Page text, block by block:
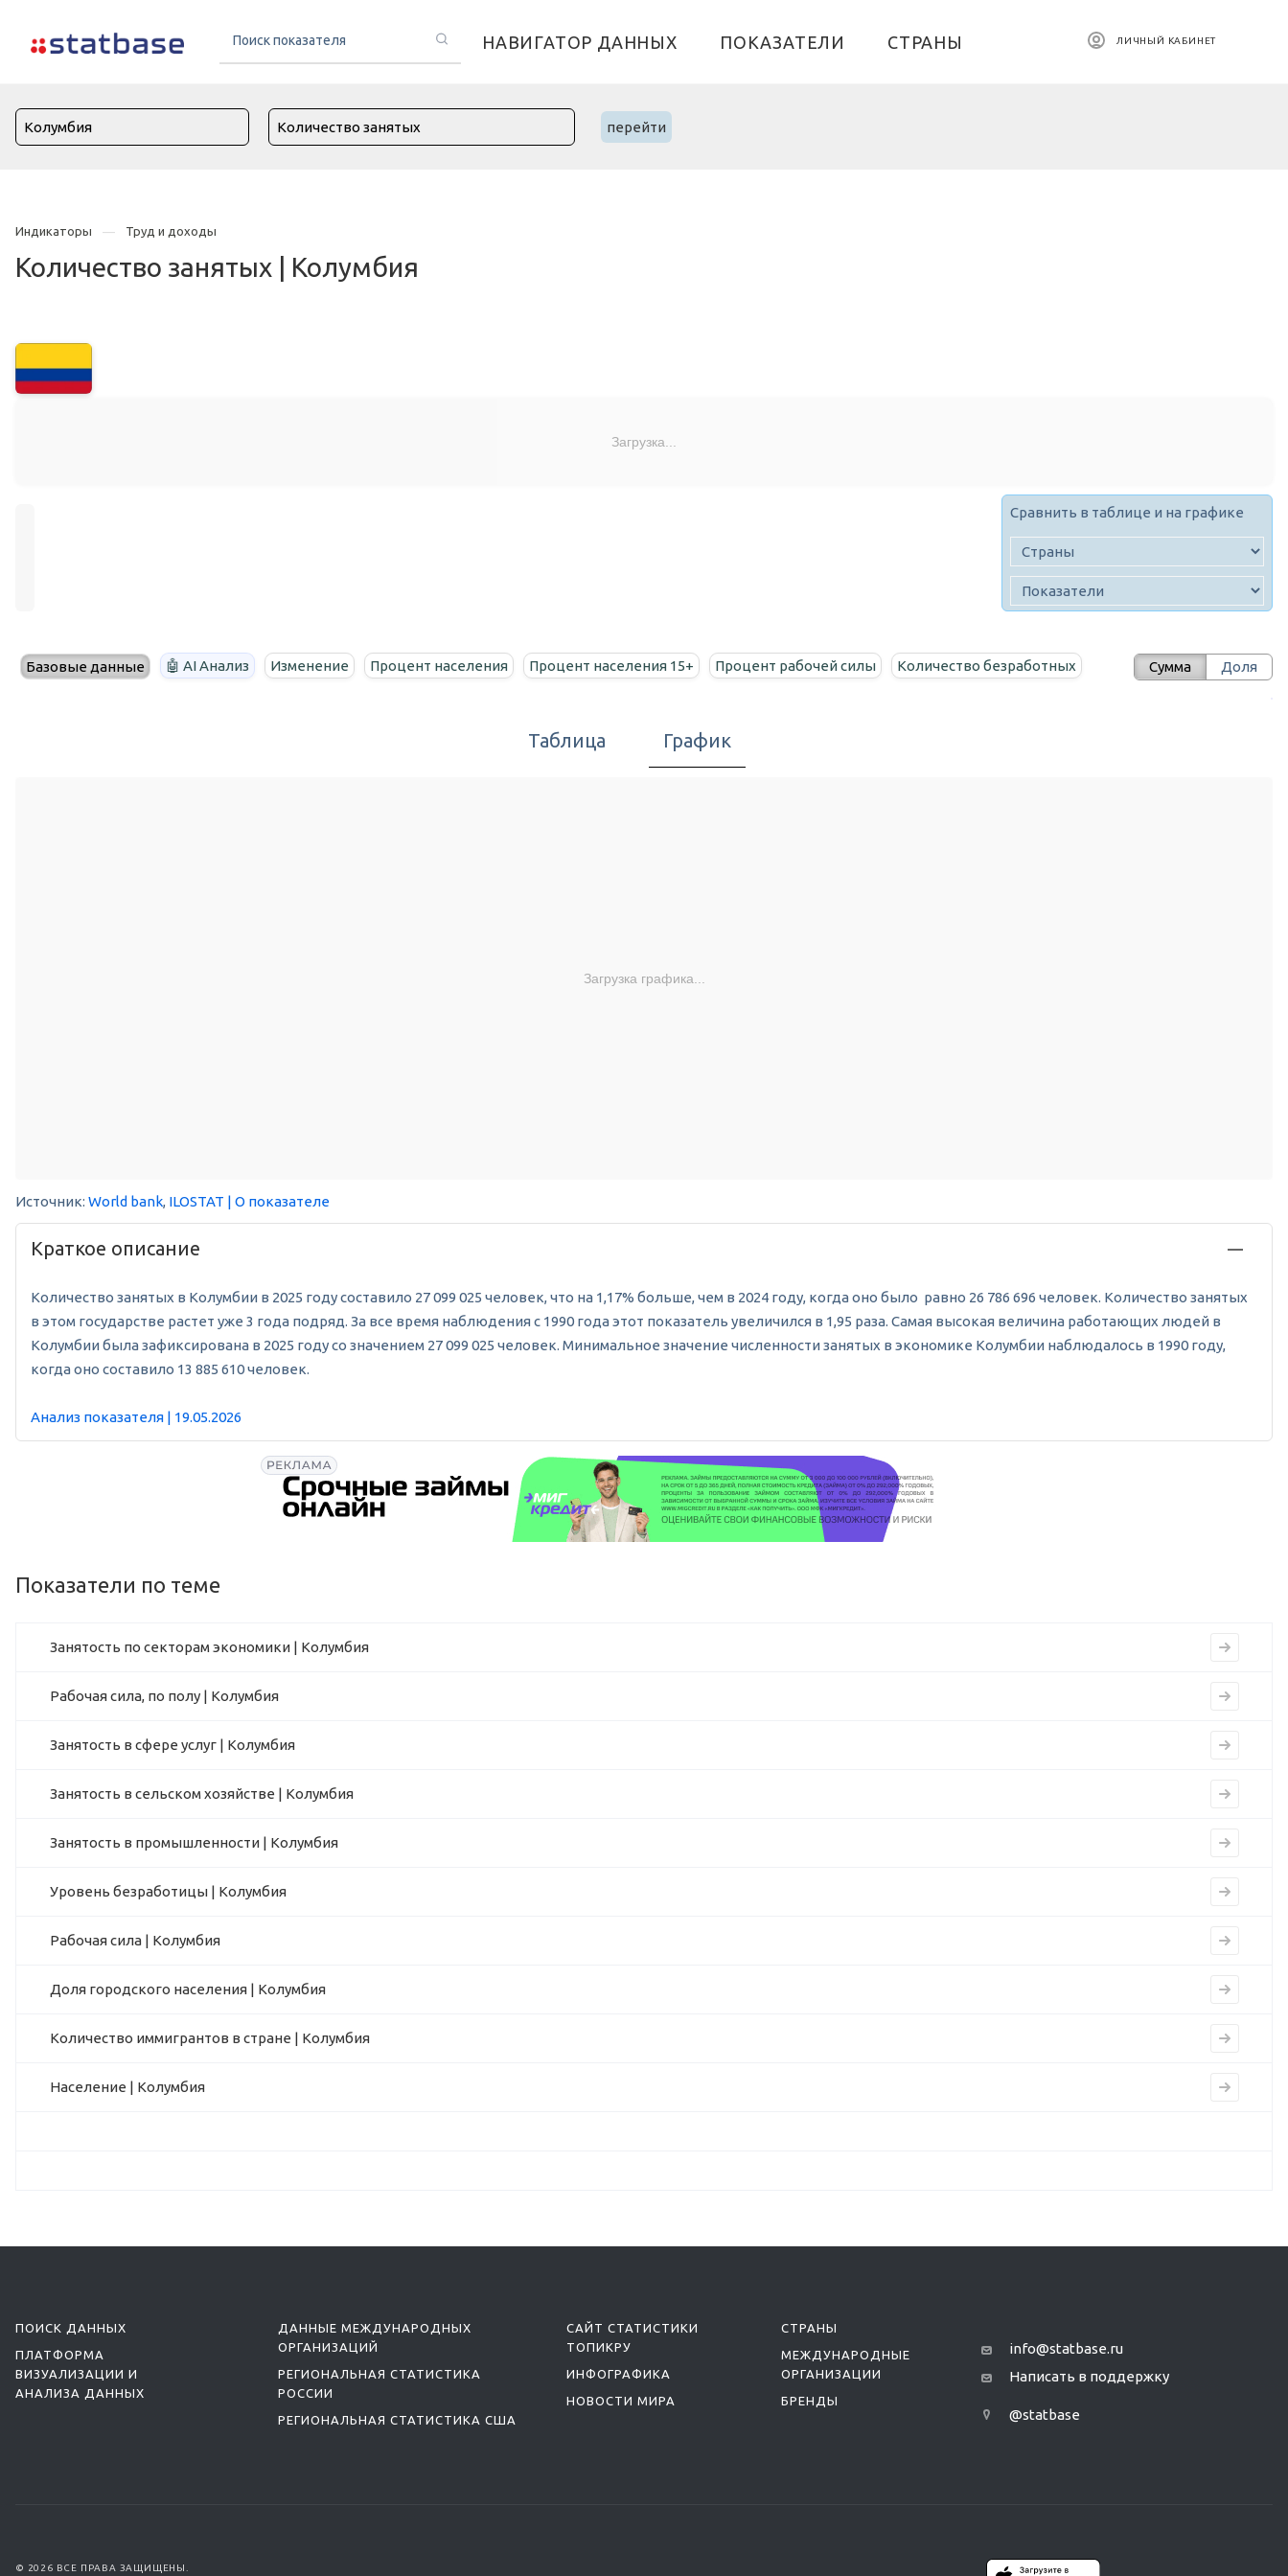
НАВИГАТОР ДАННЫХ ПОКАЗАТЕЛИ СТРАНЫ ЛИЧНЫЙ КАБИНЕТ
перейти
Индикаторы Труд и доходы
Количество занятых | Колумбия
Загрузка...
Сравнить в таблице и на графике
Базовые данные 🤖 AI Анализ Изменение Процент населения Процент населения 15+ Процент рабочей силы Количество безработных Сумма Доля
Таблица График
Загрузка графика...
Источник: World bank, ILOSTAT | О показателе
Краткое описание
Количество занятых в Колумбии в 2025 году составило 27 099 025 человек, что на 1,17% больше, чем в 2024 году, когда оно было равно 26 786 696 человек. Количество занятых
в этом государстве растет уже 3 года подряд. За все время наблюдения с 1990 года этот показатель увеличился в 1,95 раза. Самая высокая величина работающих людей в
Колумбии была зафиксирована в 2025 году со значением 27 099 025 человек. Минимальное значение численности занятых в экономике Колумбии наблюдалось в 1990 году,
когда оно составило 13 885 610 человек.
Анализ показателя | 19.05.2026
Показатели по теме
Занятость по секторам экономики | Колумбия
Рабочая сила, по полу | Колумбия
Занятость в сфере услуг | Колумбия
Занятость в сельском хозяйстве | Колумбия
Занятость в промышленности | Колумбия
Уровень безработицы | Колумбия
Рабочая сила | Колумбия
Доля городского населения | Колумбия
Количество иммигрантов в стране | Колумбия
Население | Колумбия
ПОИСК ДАННЫХ
ПЛАТФОРМА
ВИЗУАЛИЗАЦИИ И
АНАЛИЗА ДАННЫХ
ДАННЫЕ МЕЖДУНАРОДНЫХ
ОРГАНИЗАЦИЙ
РЕГИОНАЛЬНАЯ СТАТИСТИКА
РОССИИ
РЕГИОНАЛЬНАЯ СТАТИСТИКА США
САЙТ СТАТИСТИКИ
ТОПИКРУ
ИНФОГРАФИКА
НОВОСТИ МИРА
СТРАНЫ
МЕЖДУНАРОДНЫЕ
ОРГАНИЗАЦИИ
БРЕНДЫ
info@statbase.ru
Написать в поддержку
@statbase
© 2026 ВСЕ ПРАВА ЗАЩИЩЕНЫ.